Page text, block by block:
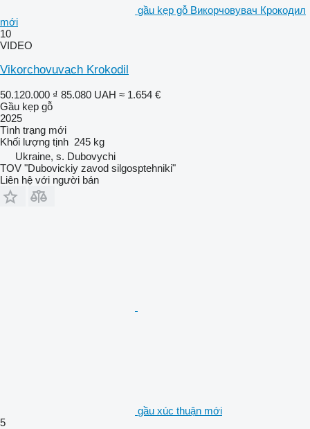
gầu kẹp gỗ Викорчовувач Крокодил
mới
10
VIDEO
Vikorchovuvach Krokodil
50.120.000 ₫ 85.080 UAH ≈ 1.654 €
Gầu kẹp gỗ
2025
Tình trạng mới
Khối lượng tịnh 245 kg
Ukraine, s. Dubovychi
TOV "Dubovickiy zavod silgosptehniki"
Liên hệ với người bán
gầu xúc thuận mới
5